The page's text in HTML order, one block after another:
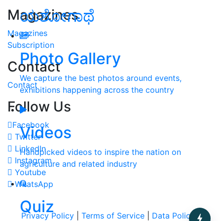
ಯಶೋಗಾಥೆ
Photo Gallery
We capture the best photos around events,
exhibitions happening across the country
Videos
Handpicked videos to inspire the nation on
agriculture and related industry
Quiz
Magazines
Magazines
Subscription
Contact
Contact
Follow Us
Facebook
Twitter
LinkedIn
Instagram
Youtube
WhatsApp
Privacy Policy Terms of Service Data Policy |